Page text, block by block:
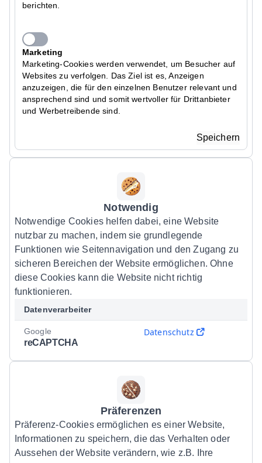
berichten.
Marketing
Marketing-Cookies werden verwendet, um Besucher auf
Websites zu verfolgen. Das Ziel ist es, Anzeigen
anzuzeigen, die für den einzelnen Benutzer relevant und
ansprechend sind und somit wertvoller für Drittanbieter
und Werbetreibende sind.
Speichern
Notwendig
Notwendige Cookies helfen dabei, eine Website
nutzbar zu machen, indem sie grundlegende
Funktionen wie Seitennavigation und den Zugang zu
sicheren Bereichen der Website ermöglichen. Ohne
diese Cookies kann die Website nicht richtig
funktionieren.
Datenverarbeiter
Google
reCAPTCHA
Datenschutz
Präferenzen
Präferenz-Cookies ermöglichen es einer Website,
Informationen zu speichern, die das Verhalten oder
Aussehen der Website verändern, wie z.B. Ihre